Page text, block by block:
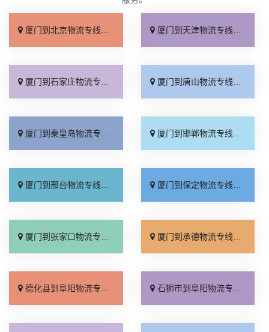
厦门到北京物流专线_直达不中转「送货到门」 厦门到天津物流专线_运保时效「高效快运」
厦门到石家庄物流专线_准时准点「多少公里」 厦门到唐山物流专线_全境派送「收费介绍」
厦门到秦皇岛物流专线_高效运输「运保时效」 厦门到邯郸物流专线_物流拼车「全境配送」
厦门到邢台物流专线_专业靠谱「上门提货」 厦门到保定物流专线_全程直达「高效运输」
厦门到张家口物流专线_全境派送「多久能到」 厦门到承德物流专线_专业调车「合理收费」
德化县到阜阳物流专线_怎么收费「运保时效」 石狮市到阜阳物流专线_价格实惠「快速直达」